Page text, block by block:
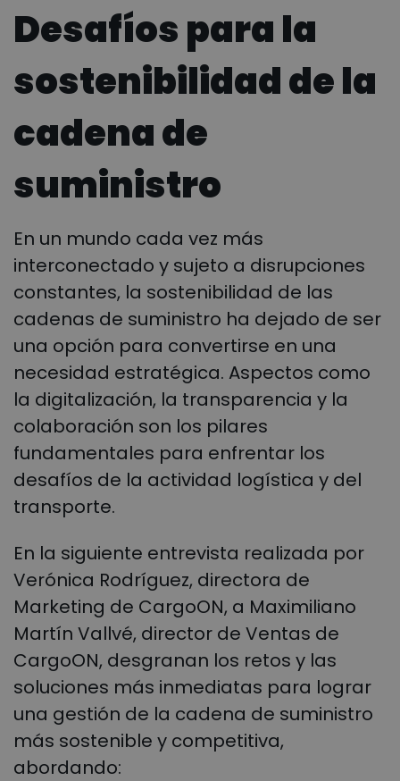
Desafíos para la
sostenibilidad de la
cadena de
suministro
En un mundo cada vez más
interconectado y sujeto a disrupciones
constantes, la sostenibilidad de las
cadenas de suministro ha dejado de ser
una opción para convertirse en una
necesidad estratégica. Aspectos como
la digitalización, la transparencia y la
colaboración son los pilares
fundamentales para enfrentar los
desafíos de la actividad logística y del
transporte.
En la siguiente entrevista realizada por
Verónica Rodríguez, directora de
Marketing de CargoON, a Maximiliano
Martín Vallvé, director de Ventas de
CargoON, desgranan los retos y las
soluciones más inmediatas para lograr
una gestión de la cadena de suministro
más sostenible y competitiva,
abordando: